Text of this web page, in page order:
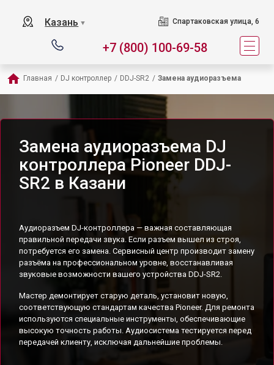
Казань ▼ Спартаковская улица, 6
+7 (800) 100-69-58
Главная / DJ контроллер / DDJ-SR2 / Замена аудиоразъема
Замена аудиоразъема DJ
контроллера Pioneer DDJ-
SR2 в Казани
Аудиоразъем DJ-контроллера — важная составляющая
правильной передачи звука. Если разъем вышел из строя,
потребуется его замена. Сервисный центр производит замену
разъёма на профессиональном уровне, восстанавливая
звуковые возможности вашего устройства DDJ-SR2.
Мастер демонтирует старую деталь, установит новую,
соответствующую стандартам качества Pioneer. Для ремонта
используются специальные инструменты, обеспечивающие
высокую точность работы. Аудиосистема тестируется перед
передачей клиенту, исключая дальнейшие проблемы.